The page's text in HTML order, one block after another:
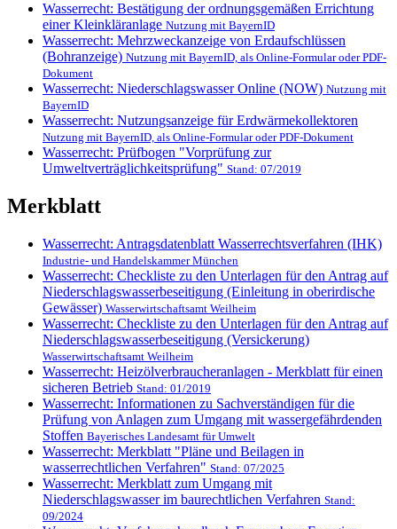
Wasserrecht: Bestätigung der ordnungsgemäßen Errichtung
einer Kleinkläranlage Nutzung mit BayernID
Wasserrecht: Mehrzweckanzeige von Erdaufschlüssen
(Bohranzeige) Nutzung mit BayernID, als Online-Formular oder PDF-
Dokument
Wasserrecht: Niederschlagswasser Online (NOW) Nutzung mit
BayernID
Wasserrecht: Nutzungsanzeige für Erdwärmekollektoren
Nutzung mit BayernID, als Online-Formular oder PDF-Dokument
Wasserrecht: Prüfbogen "Vorprüfung zur
Umweltverträglichkeitsprüfung" Stand: 07/2019
Merkblatt
Wasserrecht: Antragsdatenblatt Wasserrechtsverfahren (IHK)
Industrie- und Handelskammer München
Wasserrecht: Checkliste zu den Unterlagen für den Antrag auf
Niederschlagswasserbeseitigung (Einleitung in oberirdische
Gewässer) Wasserwirtschaftsamt Weilheim
Wasserrecht: Checkliste zu den Unterlagen für den Antrag auf
Niederschlagswasserbeseitigung (Versickerung)
Wasserwirtschaftsamt Weilheim
Wasserrecht: Heizölverbraucheranlagen - Merkblatt für einen
sicheren Betrieb Stand: 01/2019
Wasserrecht: Informationen zu Sachverständigen für die
Prüfung von Anlagen zum Umgang mit wassergefährdenden
Stoffen Bayerisches Landesamt für Umwelt
Wasserrecht: Merkblatt "Pläne und Beilagen in
wasserrechtlichen Verfahren" Stand: 07/2025
Wasserrecht: Merkblatt zum Umgang mit
Niederschlagswasser im baurechtlichen Verfahren Stand:
09/2024